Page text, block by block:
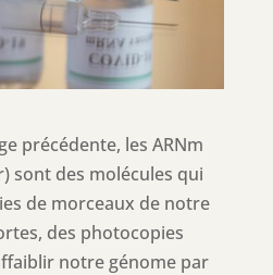
précédente, les ARNm
sont des molécules qui
de morceaux de notre
des photocopies
notre génome par